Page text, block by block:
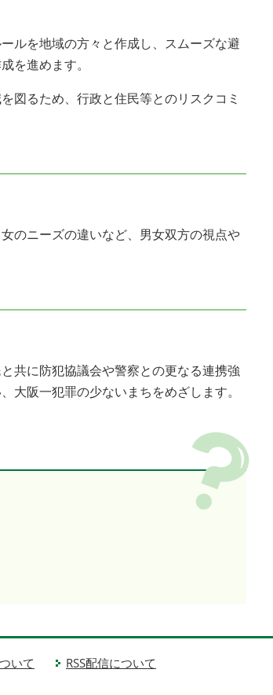
ルを地域の方々と作成し、スムーズな避
を進めます。
図るため、行政と住民等とのリスクコミ
のニーズの違いなど、男女双方の視点や
共に防犯協議会や警察との更なる連携強
大阪一犯罪の少ないまちをめざします。
いて RSS配信について